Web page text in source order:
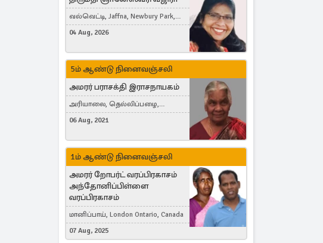
வல்வெட்டி, Jaffna, Newbury Park,
United Kingdom
04 Aug, 2026
5ம் ஆண்டு நினைவஞ்சலி
அமரர் பராசக்தி இராசநாயகம்
அரியாலை, தெல்லிப்பழை,
Montreal, Canada
06 Aug, 2021
1ம் ஆண்டு நினைவஞ்சலி
அமரர் றோபர்ட் வரப்பிரகாசம்
அந்தோனிப்பிள்ளை
வரப்பிரகாசம்
மானிப்பாய், London Ontario, Canada
07 Aug, 2025